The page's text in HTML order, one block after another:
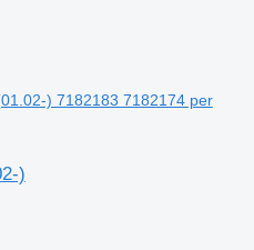
) 7182183 7182174 per
)